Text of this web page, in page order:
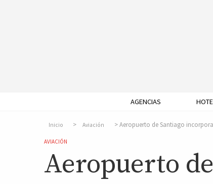
AGENCIAS
Inicio Aviación Aeropuerto de Santiago
AVIACIÓN
Aeropuerto